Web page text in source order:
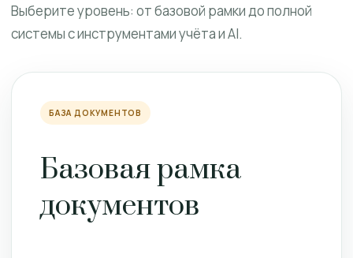
Выберите уровень: от базовой рамки до полной
системы с инструментами учёта и AI.
БАЗА ДОКУМЕНТОВ
Базовая рамка
документов